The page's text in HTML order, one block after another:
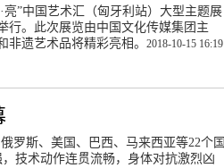
”中国艺术汇（匈牙利站）大型主题展
行。此次展览由中国文化传媒集团主
遗艺术品将精彩亮相。 2018-10-15 16:19
罗斯、美国、巴西、马来西亚等22个国
技术动作连贯流畅，身体对抗激烈凶